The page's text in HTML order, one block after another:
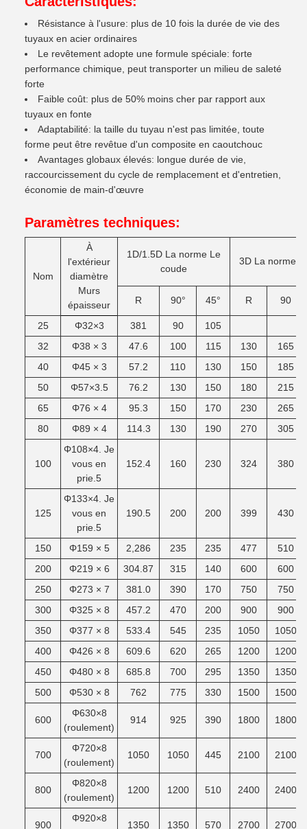
Résistance à l'usure: plus de 10 fois la durée de vie des
tuyaux en acier ordinaires
Le revêtement adopte une formule spéciale: forte
performance chimique, peut transporter un milieu de saleté
forte
Faible coût: plus de 50% moins cher par rapport aux
tuyaux en fonte
Adaptabilité: la taille du tuyau n'est pas limitée, toute
forme peut être revêtue d'un composite en caoutchouc
Avantages globaux élevés: longue durée de vie,
raccourcissement du cycle de remplacement et d'entretien,
économie de main-d'œuvre
Paramètres techniques:
Nom
À
l'extérieur
diamètre
Murs
épaisseur
1D/1.5D La norme Le
coude
3D La norme
R 90° 45° R 90
25 Φ32×3 381 90
105
32
Φ38 × 3 47.6 100 115 130
165
40
Φ45 × 3 57.2 110 130 150
185
50
Φ57×3.5 76.2 130 150 180
215
65
Φ76 × 4 95.3 150 170 230
265
80
Φ89 × 4 114.3 130 190 270 305
100
Φ108×4. Je
vous en
prie.5
152.4 160 230 324 380
125
Φ133×4. Je
vous en
prie.5
190.5 200 200 399 430
150 Φ159 × 5 2,286 235 235 477
510
200
Φ219 × 6 304.87 315 140 600
600
250
Φ273 × 7 381.0 390 170 750
750
300
Φ325 × 8 457.2 470 200 900
900
350
Φ377 × 8 533.4 545 235 1050
1050
400
Φ426 × 8 609.6 620 265 1200
1200
450
Φ480 × 8 685.8 700 295 1350
1350
500
Φ530 × 8 762 775 330 1500 1500
600
Φ630×8
(roulement)
914 925 390 1800 1800
700
Φ720×8
(roulement)
1050 1050 445 2100 2100
800
Φ820×8
(roulement)
1200 1200 510 2400 2400
900
Φ920×8
1350 1350 570 2700 2700